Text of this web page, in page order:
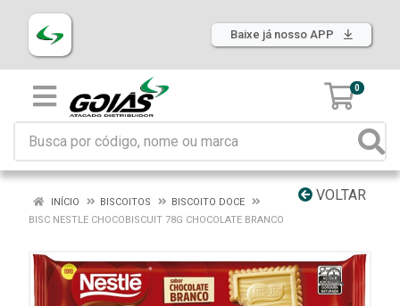
Baixe já nosso APP
0
VOLTAR
INÍCIO BISCOITOS
BISCOITO DOCE
BISC NESTLE CHOCOBISCUIT 78G CHOCOLATE BRANCO